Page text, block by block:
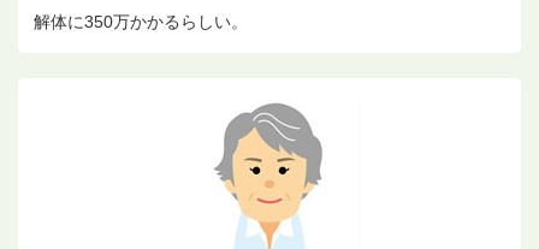
解体に350万かかるらしい。